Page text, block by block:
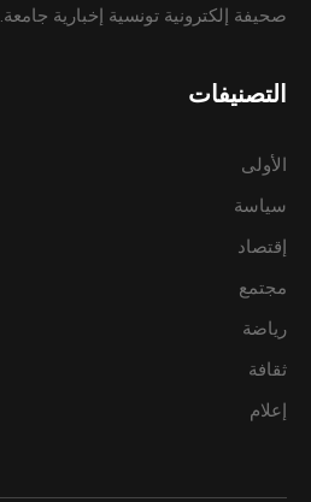
صحيفة إلكترونية تونسية إخبارية جامعة.
التصنيفات
الأولى
سياسة
إقتصاد
مجتمع
رياضة
ثقافة
إعلام